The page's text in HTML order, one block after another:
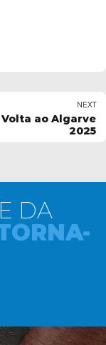
NEXT
Volta ao Algarve
2025
DA